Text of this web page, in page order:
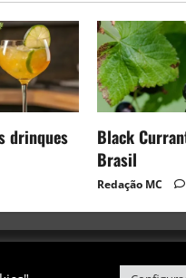
drinques
Black
Brasil
Redação MC